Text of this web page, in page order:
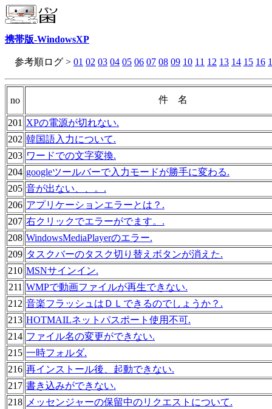
携帯版-WindowsXP
参考順ログ > 01 02 03 04 05 06 07 08 09 10 11 12 13 14 15 16
no 件 名
201 XPの電源が切れない.
202 韓国語入力について.
203 ワードでの文字変換.
204 googleツールバーで入力モードが勝手に変わる.
205 音が出ない、、。.
206 アプリケーションエラーとは？.
207 右クリックでエラーがでます。.
208 WindowsMediaPlayerのエラー.
209 タスクバーのタスク切り替えボタンが消えた.
210 MSNサインイン.
211 WMPで動画ファイルが再生できない.
212 音楽フラッシュはＤＬできるのでしょうか？.
213 HOTMAILネットパスポート使用不可.
214 ファイル名の変更ができない.
215 一時フォルダ.
216 再インストール後、起動できない.
217 書き込みができない.
218 メッセンジャーの保留中のリクエストについて.